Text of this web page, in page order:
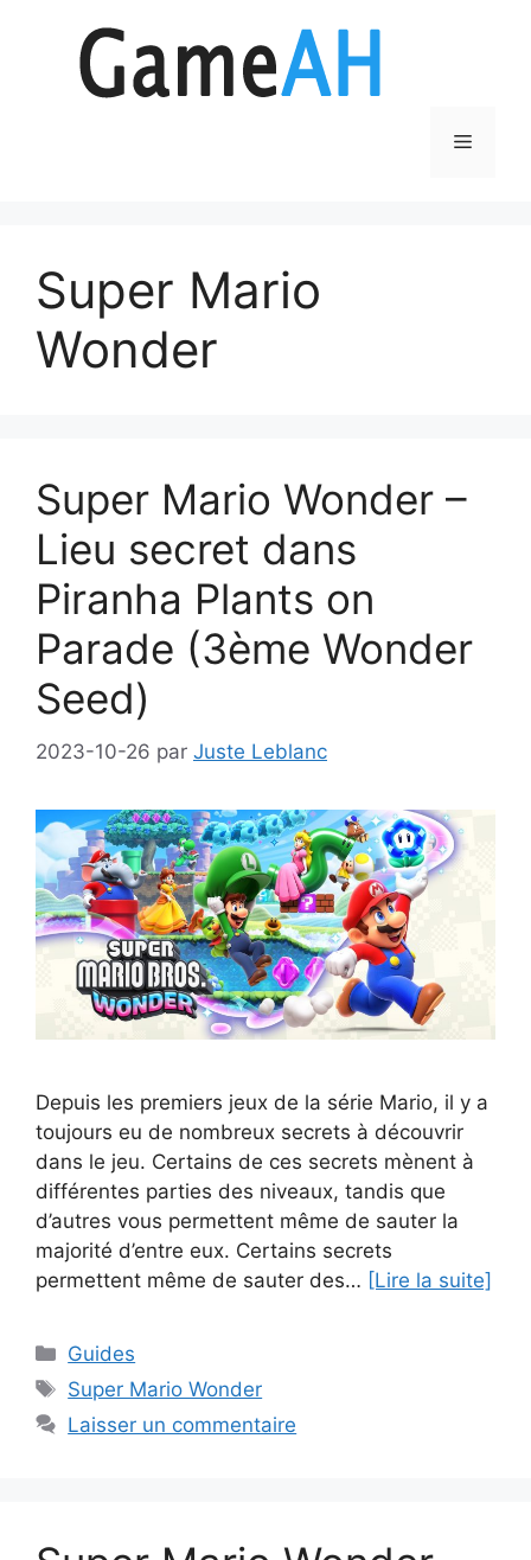
Menu
Super Mario
Wonder
Super Mario Wonder –
Lieu secret dans
Piranha Plants on
Parade (3ème Wonder
Seed)
2023-10-26 par Juste Leblanc
Depuis les premiers jeux de la série Mario, il y a
toujours eu de nombreux secrets à découvrir
dans le jeu. Certains de ces secrets mènent à
différentes parties des niveaux, tandis que
d’autres vous permettent même de sauter la
majorité d’entre eux. Certains secrets
permettent même de sauter des… [Lire la suite]
Catégories
Guides
Étiquettes
Super Mario Wonder
Laisser un commentaire